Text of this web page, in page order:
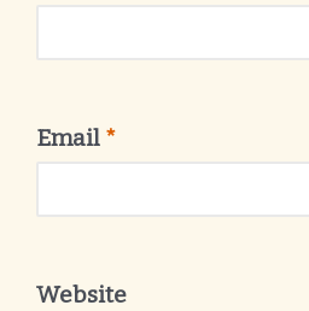
Email *
Website